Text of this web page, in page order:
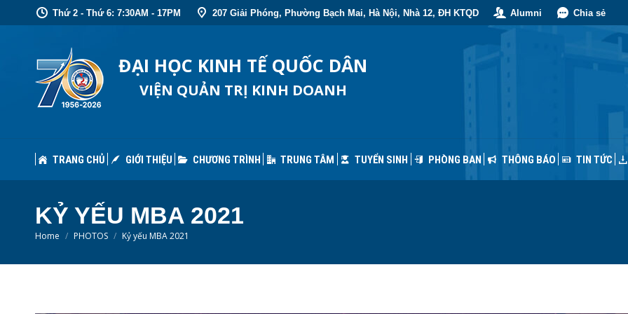
Thứ 2 - Thứ 6: 7:30AM - 17PM 207 Giải Phóng, Phường Bạch Mai, Hà Nội, Nhà 12, ĐH KTQD Alumni Chia sẻ
ĐẠI HỌC KINH TẾ QUỐC DÂN
VIỆN QUẢN TRỊ KINH DOANH
TRANG CHỦ GIỚI THIỆU CHƯƠNG TRÌNH TRUNG TÂM TUYỂN SINH PHÒNG BAN THÔNG BÁO TIN TỨC
KỶ YẾU MBA 2021
You are here:
Home PHOTOS Kỷ yếu MBA 2021
CHƯƠNG TRÌNH TRUNG TÂM TUYỂN SINH PHÒNG BAN THÔNG BÁO